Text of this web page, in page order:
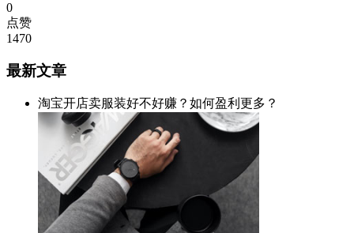
0
点赞
1470
最新文章
淘宝开店卖服装好不好赚？如何盈利更多？